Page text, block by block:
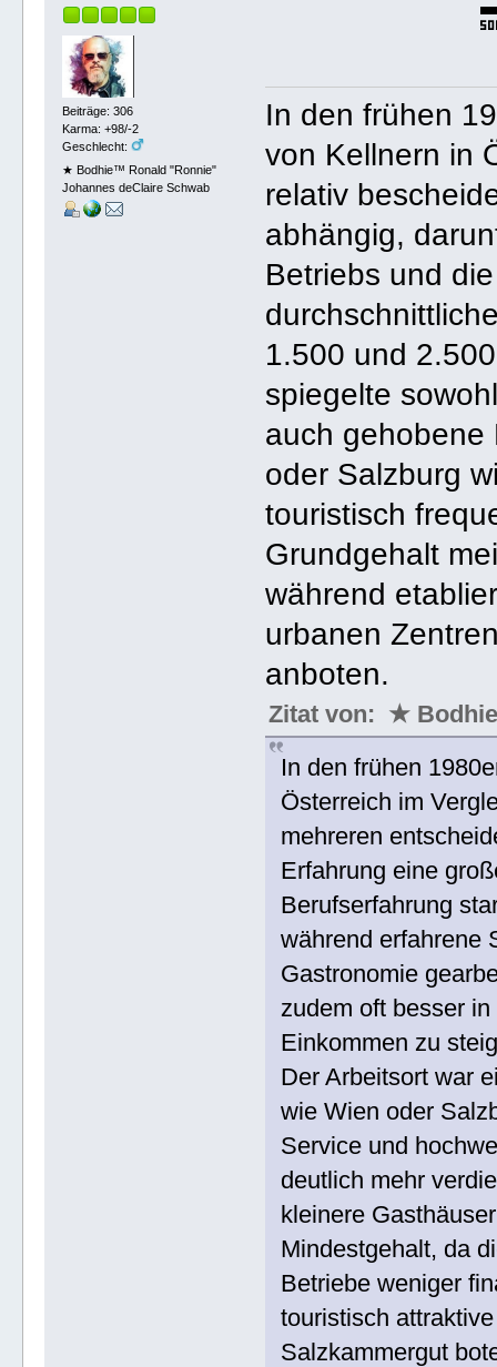
Beiträge: 306
Karma: +98/-2
Geschlecht:
★ Bodhie™ Ronald "Ronnie"
Johannes deClaire Schwab
In den frühen
von Kellnern in
relativ
abhängig,
Betriebs und
1.500 und
spiegelte
auch gehobene
oder Salzburg
touristisch
Grundgehalt
während
urbanen
anboten.
Zitat von: ★
In den frühen
Österreich im
mehreren
Erfahrung eine
Berufserfahrung
während erfahrene
Gastronomie
zudem oft besser
Einkommen zu
Der Arbeitsort war
wie Wien oder
Service und
deutlich mehr
kleinere
Mindestgehalt, da
Betriebe weniger
touristisch
Salzkammergut